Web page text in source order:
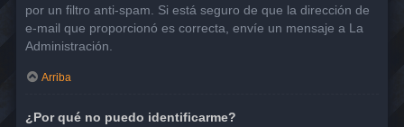
por un filtro anti-spam. Si está seguro de que la dirección de
e-mail que proporcionó es correcta, envíe un mensaje a La
Administración.
Arriba
¿Por qué no puedo identificarme?